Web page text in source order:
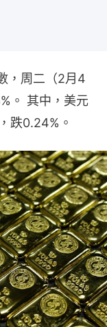
，周二（2月4
。 其中，美元
跌0.24%。